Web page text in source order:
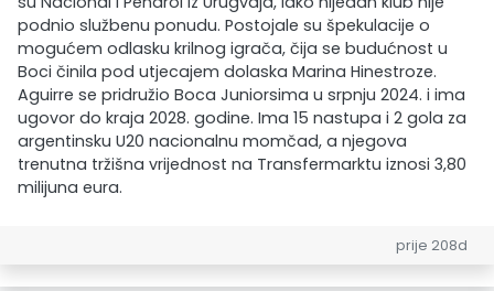
podnio službenu ponudu. Postojale su špekulacije o
mogućem odlasku krilnog igrača, čija se budućnost u
Boci činila pod utjecajem dolaska Marina Hinestroze.
Aguirre se pridružio Boca Juniorsima u srpnju 2024. i ima
ugovor do kraja 2028. godine. Ima 15 nastupa i 2 gola za
argentinsku U20 nacionalnu momčad, a njegova
trenutna tržišna vrijednost na Transfermarktu iznosi 3,80
milijuna eura.
prije 208d